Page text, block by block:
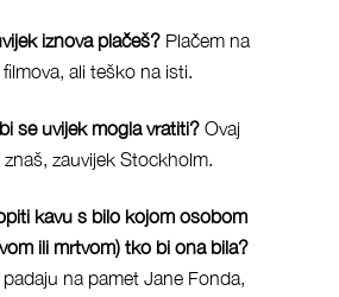
iznova plačeš? Plačem na
ali teško na isti.
se uvijek mogla vratiti? Ovaj
zauvijek Stockholm.
kavu s bilo kojom osobom
ili mrtvom) tko bi ona bila?
na pamet Jane Fonda,